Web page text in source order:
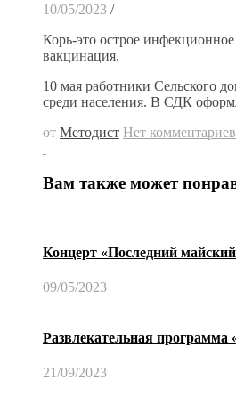
10/05/2023 /
Корь-это острое
вакцинация.
10 мая работники Сельского
среди населения. В СДК
от Методист Нет комментариев
Вам также может
Концерт «Последний
09/05/2023
Развлекательная
21/09/2023